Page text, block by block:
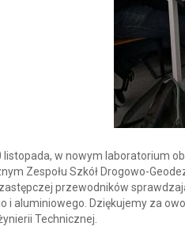
listopada, w nowym laboratorium
Zespołu Szkół Drogowo-
przewodników
i aluminiowego. Dziękujemy za
Technicznej.